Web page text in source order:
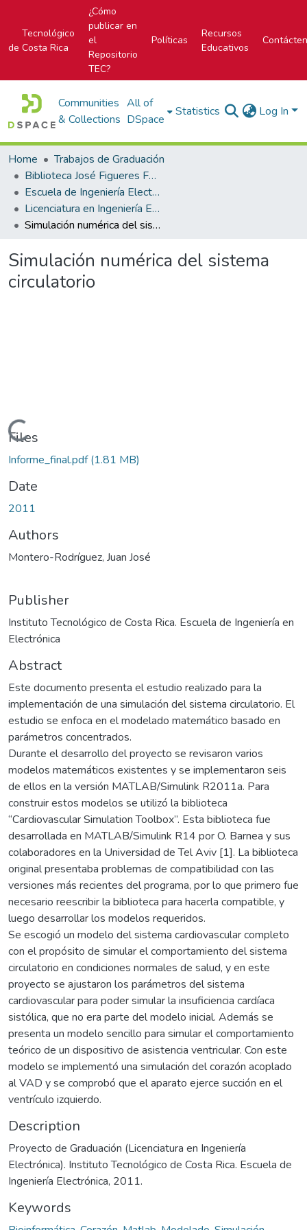
Tecnológico
de Costa Rica
¿Cómo
publicar en
el
Repositorio
TEC?
Políticas
Recursos
Educativos
Communities
& Collections
All of
DSpace
Statistics Log In
Home
Trabajos de Graduación
Biblioteca José Figueres Ferrer
Escuela de Ingeniería Electrónica
Licenciatura en Ingeniería Electrónica
Simulación numérica del sistema circulatorio
Simulación numérica del sistema
circulatorio
Loading...
Files
Informe_final.pdf(1.81 MB)
Date
2011
Authors
Montero-Rodríguez, Juan José
Publisher
Instituto Tecnológico de Costa Rica. Escuela de Ingeniería en
Electrónica
Abstract
Este documento presenta el estudio realizado para la
implementación de una simulación del sistema circulatorio. El
estudio se enfoca en el modelado matemático basado en
parámetros concentrados.
Durante el desarrollo del proyecto se revisaron varios
modelos matemáticos existentes y se implementaron seis
de ellos en la versión MATLAB/Simulink R2011a. Para
construir estos modelos se utilizó la biblioteca
“Cardiovascular Simulation Toolbox”. Esta biblioteca fue
desarrollada en MATLAB/Simulink R14 por O. Barnea y sus
colaboradores en la Universidad de Tel Aviv [1]. La biblioteca
original presentaba problemas de compatibilidad con las
versiones más recientes del programa, por lo que primero fue
necesario reescribir la biblioteca para hacerla compatible, y
luego desarrollar los modelos requeridos.
Se escogió un modelo del sistema cardiovascular completo
con el propósito de simular el comportamiento del sistema
circulatorio en condiciones normales de salud, y en este
proyecto se ajustaron los parámetros del sistema
cardiovascular para poder simular la insuficiencia cardíaca
sistólica, que no era parte del modelo inicial. Además se
presenta un modelo sencillo para simular el comportamiento
teórico de un dispositivo de asistencia ventricular. Con este
modelo se implementó una simulación del corazón acoplado
al VAD y se comprobó que el aparato ejerce succión en el
ventrículo izquierdo.
Description
Proyecto de Graduación (Licenciatura en Ingeniería
Electrónica). Instituto Tecnológico de Costa Rica. Escuela de
Ingeniería Electrónica, 2011.
Keywords